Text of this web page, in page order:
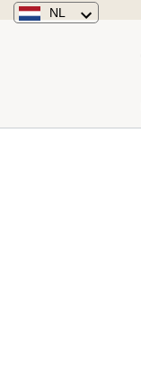
NL
Österreich